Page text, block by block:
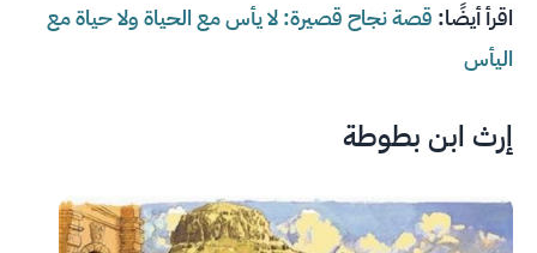
اقرأ أيضًا: قصة نجاح قصيرة: لا يأس مع الحياة ولا حياة مع
اليأس
إرث ابن بطوطة